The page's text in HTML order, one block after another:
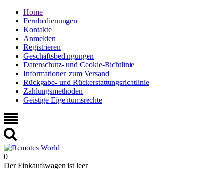
Home
Fernbedienungen
Kontakte
Anmelden
Registrieren
Geschäftsbedingungen
Datenschutz- und Cookie-Richtlinie
Informationen zum Versand
Rückgabe- und Rückerstattungsrichtlinie
Zahlungsmethoden
Geistige Eigentumsrechte
0
Der Einkaufswagen ist leer